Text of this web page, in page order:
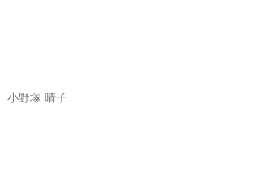
小野塚 晴子